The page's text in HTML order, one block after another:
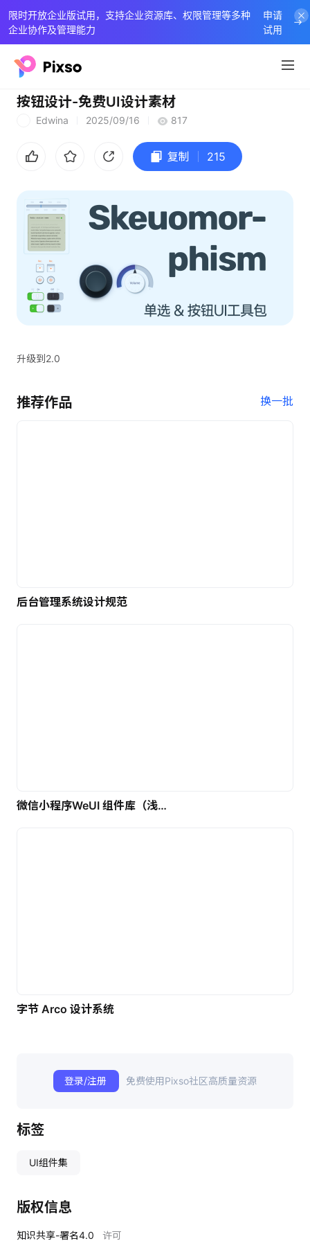
限时开放企业版试用，支持企业资源库、权限管理等多种
企业协作及管理能力
申请
试用
按钮设计-免费UI设计素材
Edwina 2025/09/16 817
复制 215
升级到2.0
推荐作品 换一批
后台管理系统设计规范
微信小程序WeUI 组件库（浅色）| 免费UI设计素材
字节 Arco 设计系统
登录/注册 免费使用Pixso社区高质量资源
标签
UI组件集
版权信息
知识共享-署名4.0 许可